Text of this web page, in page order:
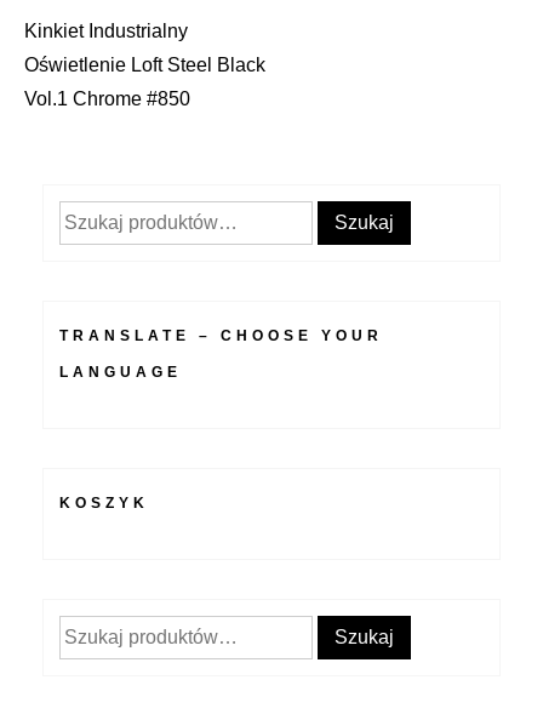
Nawigacja
wpisu
Kinkiet Industrialny
Oświetlenie Loft Steel Black
Vol.1 Chrome #850
Szukaj: Szukaj
TRANSLATE – CHOOSE YOUR
LANGUAGE
KOSZYK
Szukaj: Szukaj